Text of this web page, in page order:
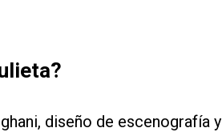
diseño de escenografía y